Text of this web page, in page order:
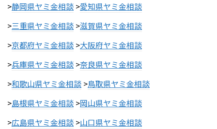
>静岡県ヤミ金相談 >愛知県ヤミ金相談
>三重県ヤミ金相談 >滋賀県ヤミ金相談
>京都府ヤミ金相談 >大阪府ヤミ金相談
>兵庫県ヤミ金相談 >奈良県ヤミ金相談
>和歌山県ヤミ金相談 >鳥取県ヤミ金相談
>島根県ヤミ金相談 >岡山県ヤミ金相談
>広島県ヤミ金相談 >山口県ヤミ金相談